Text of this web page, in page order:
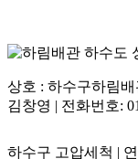
상호 : 하수구하림배
김창영 | 전화번호:
하수구 고압세척 |